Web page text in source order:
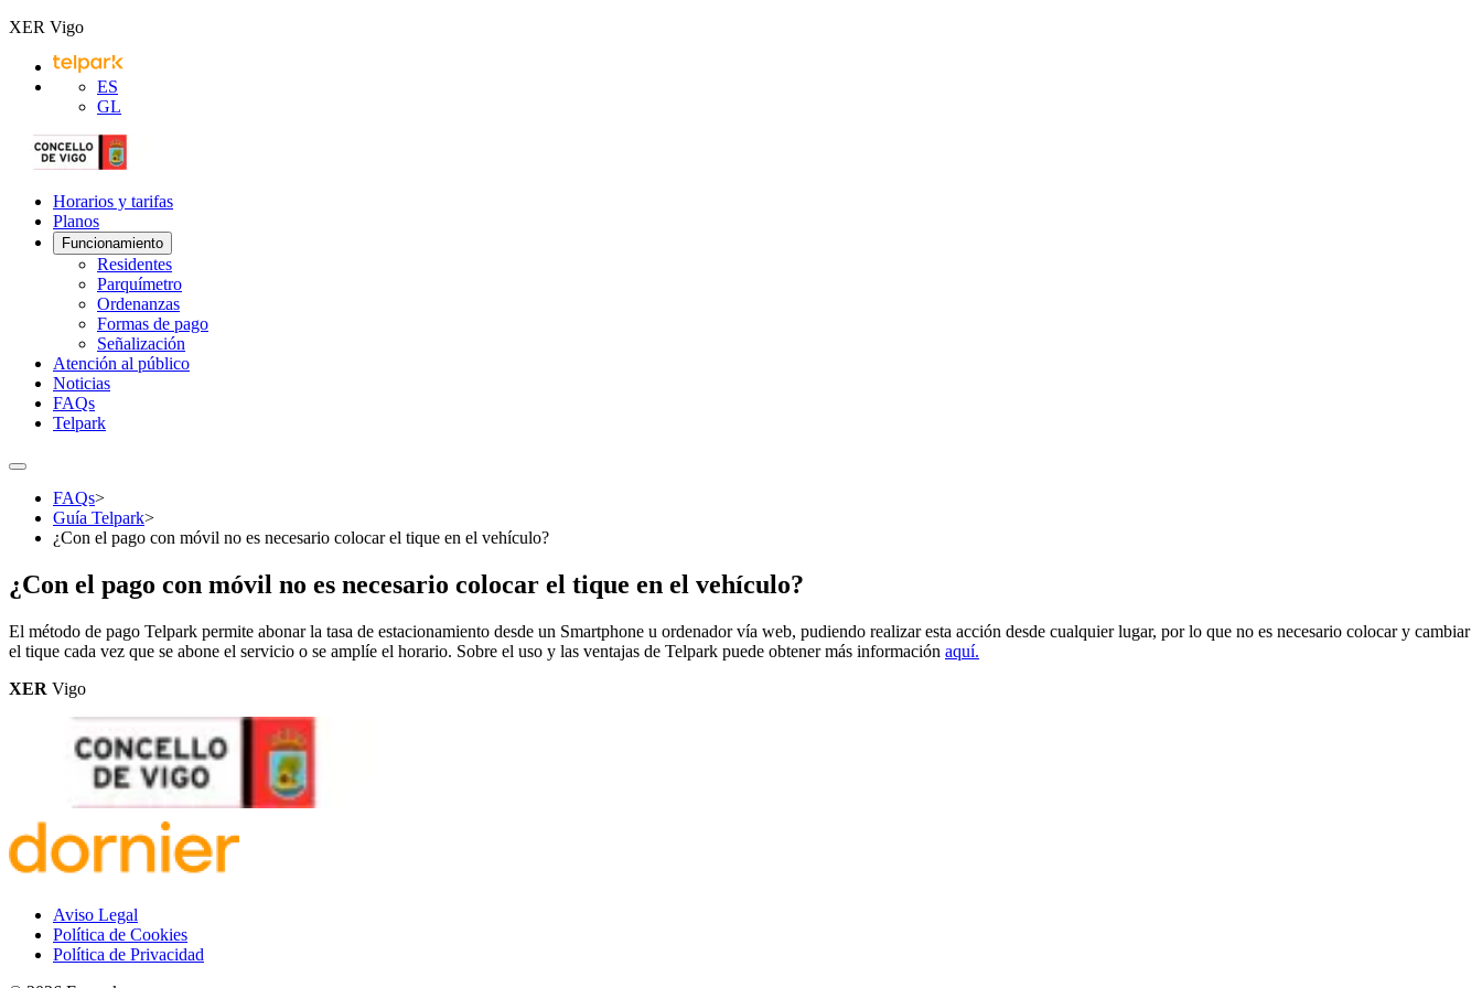
XER Vigo
ES
GL
Horarios y tarifas
Planos
Funcionamiento
Residentes
Parquímetro
Ordenanzas
Formas de pago
Señalización
Atención al público
Noticias
FAQs
Telpark
FAQs>
Guía Telpark>
¿Con el pago con móvil no es necesario colocar el tique en el vehículo?
¿Con el pago con móvil no es necesario colocar el tique en el vehículo?
El método de pago Telpark permite abonar la tasa de estacionamiento desde un Smartphone u ordenador vía web, pudiendo realizar esta acción desde cualquier lugar, por lo que no es necesario colocar y cambiar
el tique cada vez que se abone el servicio o se amplíe el horario. Sobre el uso y las ventajas de Telpark puede obtener más información aquí.
XER Vigo
Aviso Legal
Política de Cookies
Política de Privacidad